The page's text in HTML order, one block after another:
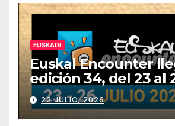
EUSKADI
Euskal Encounter
edición 34, del 23 al
julio
22 JULIO, 2026